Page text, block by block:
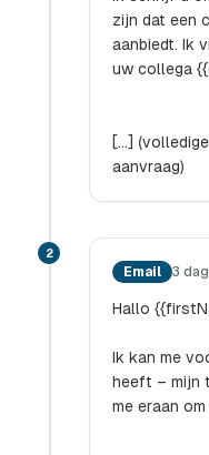
zijn dat een
aanbiedt. Ik
uw collega
[...]
aanvraag)
2
Email 3
Hallo
Ik kan me
heeft – mijn
me eraan